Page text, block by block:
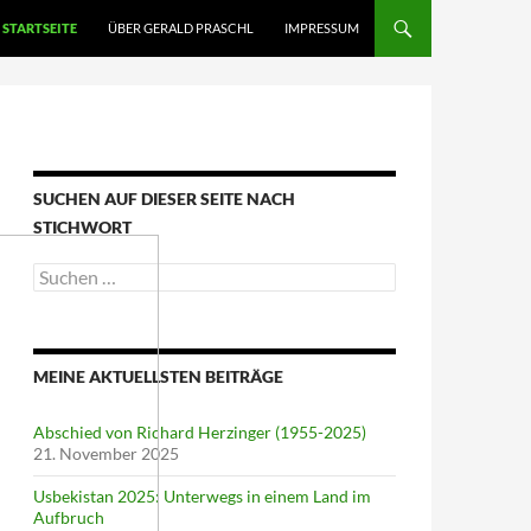
STARTSEITE ÜBER GERALD PRASCHL IMPRESSUM
SUCHEN AUF DIESER SEITE NACH
STICHWORT
Suche
nach:
MEINE AKTUELLSTEN BEITRÄGE
Abschied von Richard Herzinger (1955-2025)
21. November 2025
Usbekistan 2025: Unterwegs in einem Land im
Aufbruch